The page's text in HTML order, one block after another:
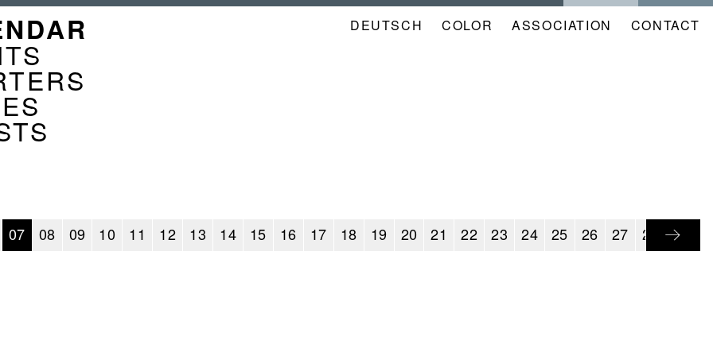
DEUTSCH COLOR NAVIGATION
ASSOCIATION CONTACT
07 08 09 10 11 12 13 14 15 16 17 18 19 20 21 22 23 24 25 26 27 28 29